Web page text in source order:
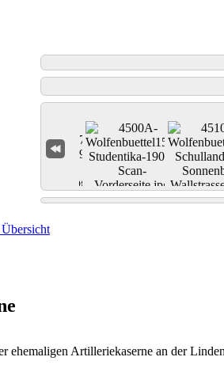
ehemaligen Artilleriekaserne an der